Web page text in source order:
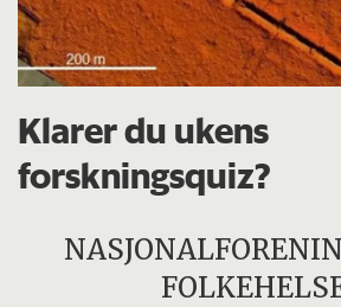
Klarer du ukens
forskningsquiz?